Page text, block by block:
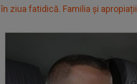
în ziua fatidică. Familia și